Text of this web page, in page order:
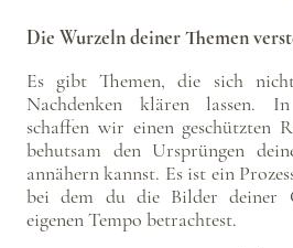
Die Wurzeln deiner Themen
Es gibt Themen, die sich
Nachdenken klären lassen.
schaffen wir einen geschützten
behutsam den Ursprüngen
annähern kannst. Es ist ein
bei dem du die Bilder deiner
eigenen Tempo betrachtest.